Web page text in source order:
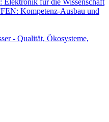
für die Wissenschaft
Kompetenz-Ausbau und
- Qualität, Ökosysteme,